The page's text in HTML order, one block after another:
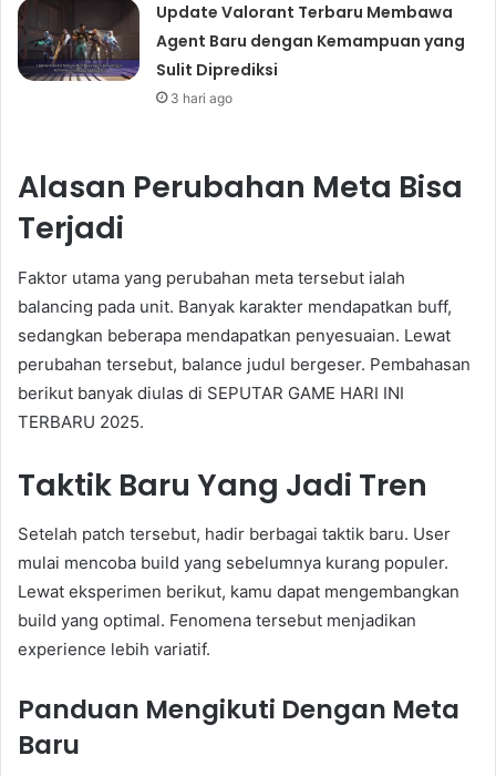
Update Valorant Terbaru Membawa
Agent Baru dengan Kemampuan yang
Sulit Diprediksi
3 hari ago
Alasan Perubahan Meta Bisa
Terjadi
Faktor utama yang perubahan meta tersebut ialah
balancing pada unit. Banyak karakter mendapatkan buff,
sedangkan beberapa mendapatkan penyesuaian. Lewat
perubahan tersebut, balance judul bergeser. Pembahasan
berikut banyak diulas di SEPUTAR GAME HARI INI
TERBARU 2025.
Taktik Baru Yang Jadi Tren
Setelah patch tersebut, hadir berbagai taktik baru. User
mulai mencoba build yang sebelumnya kurang populer.
Lewat eksperimen berikut, kamu dapat mengembangkan
build yang optimal. Fenomena tersebut menjadikan
experience lebih variatif.
Panduan Mengikuti Dengan Meta
Baru